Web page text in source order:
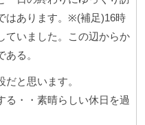
はあります。※(補足)16時
ていました。この辺からか
る。
と思います。
る・・素晴らしい休日を過